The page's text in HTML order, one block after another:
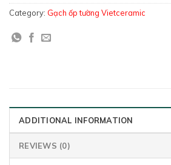
Category: Gạch ốp tường Vietceramic
ADDITIONAL INFORMATION
REVIEWS (0)